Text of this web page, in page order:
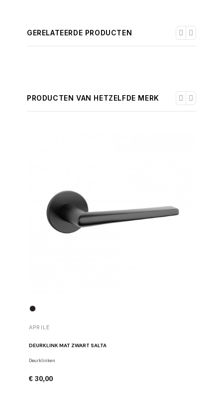
GERELATEERDE PRODUCTEN
PRODUCTEN VAN HETZELFDE MERK
APRILE
DEURKLINK MAT ZWART SALTA
Deurklinken
€ 30,00